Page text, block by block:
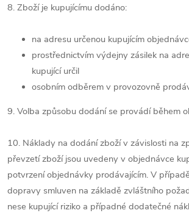
8. Zboží je kupujícímu dodáno:
na adresu určenou kupujícím
prostřednictvím výdejny zásilek na
kupující určil
osobním odběrem v provozovně
9. Volba způsobu dodání se provádí během
10. Náklady na dodání zboží v závislosti na
převzetí zboží jsou uvedeny v objednávce
potvrzení objednávky prodávajícím. V
dopravy smluven na základě zvláštního
nese kupující riziko a případné dodatečné